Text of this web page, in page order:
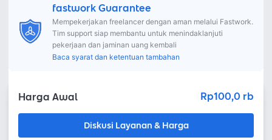
fastwork Guarantee
Mempekerjakan freelancer dengan aman melalui Fastwork.
Tim support siap membantu untuk menindaklanjuti
pekerjaan dan jaminan uang kembali
Baca syarat dan ketentuan tambahan
Harga Awal Rp100,0 rb
Diskusi Layanan & Harga